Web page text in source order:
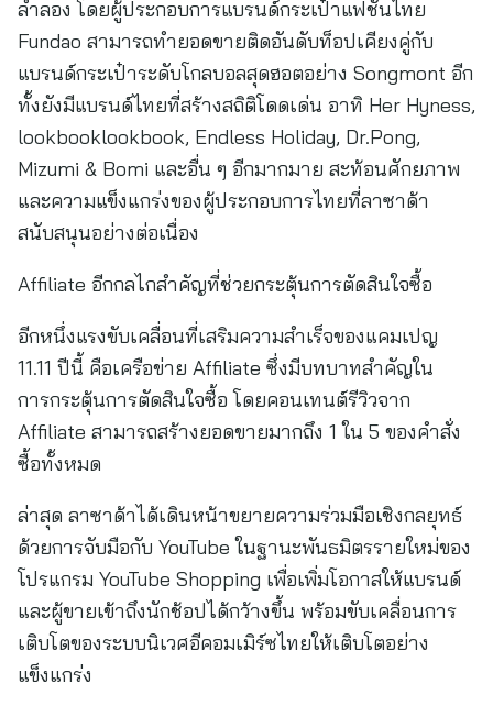
ลำลอง โดยผู้ประกอบการแบรนด์กระเป๋าแฟชั่นไทย
Fundao สามารถทำยอดขายติดอันดับท็อปเคียงคู่กับ
แบรนด์กระเป๋าระดับโกลบอลสุดฮอตอย่าง Songmont อีก
ทั้งยังมีแบรนด์ไทยที่สร้างสถิติโดดเด่น อาทิ Her Hyness,
lookbooklookbook, Endless Holiday, Dr.Pong,
Mizumi & Bomi และอื่น ๆ อีกมากมาย สะท้อนศักยภาพ
และความแข็งแกร่งของผู้ประกอบการไทยที่ลาซาด้า
สนับสนุนอย่างต่อเนื่อง
Affiliate อีกกลไกสำคัญที่ช่วยกระตุ้นการตัดสินใจซื้อ
อีกหนึ่งแรงขับเคลื่อนที่เสริมความสำเร็จของแคมเปญ
11.11 ปีนี้ คือเครือข่าย Affiliate ซึ่งมีบทบาทสำคัญใน
การกระตุ้นการตัดสินใจซื้อ โดยคอนเทนต์รีวิวจาก
Affiliate สามารถสร้างยอดขายมากถึง 1 ใน 5 ของคำสั่ง
ซื้อทั้งหมด
ล่าสุด ลาซาด้าได้เดินหน้าขยายความร่วมมือเชิงกลยุทธ์
ด้วยการจับมือกับ YouTube ในฐานะพันธมิตรรายใหม่ของ
โปรแกรม YouTube Shopping เพื่อเพิ่มโอกาสให้แบรนด์
และผู้ขายเข้าถึงนักช้อปได้กว้างขึ้น พร้อมขับเคลื่อนการ
เติบโตของระบบนิเวศอีคอมเมิร์ซไทยให้เติบโตอย่าง
แข็งแกร่ง